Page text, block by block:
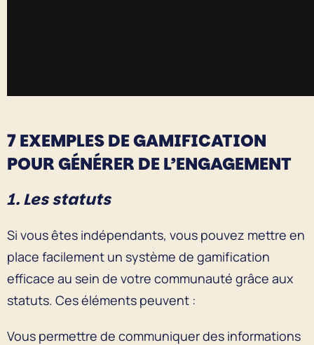
7 EXEMPLES DE GAMIFICATION
POUR GÉNÉRER DE L’ENGAGEMENT
1. Les statuts
Si vous êtes indépendants, vous pouvez mettre en
place facilement un système de gamification
efficace au sein de votre communauté grâce aux
statuts. Ces éléments peuvent :
Vous permettre de communiquer des informations